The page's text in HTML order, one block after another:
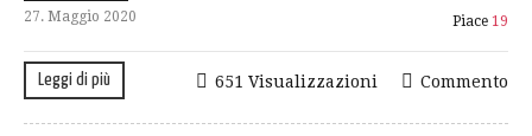
27. Maggio 2020 Piace 19
Leggi di più Commento
651 Visualizzazioni